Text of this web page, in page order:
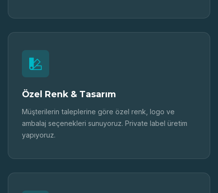
Özel Renk & Tasarım
Müşterilerin taleplerine göre özel renk, logo ve
ambalaj seçenekleri sunuyoruz. Private label üretim
yapıyoruz.